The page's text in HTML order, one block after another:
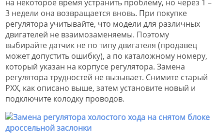
на некоторое время устранить проблему, но через 1 –
3 недели она возвращается вновь. При покупке
регулятора учитывайте, что модели для различных
двигателей не взаимозаменяемы. Поэтому
выбирайте датчик не по типу двигателя (продавец
может допустить ошибку), а по каталожному номеру,
который указан на корпусе регулятора. Замена
регулятора трудностей не вызывает. Снимите старый
РХХ, как описано выше, затем установите новый и
подключите колодку проводов.